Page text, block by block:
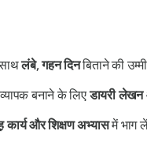
लंबे, गहन दिनबिताने की
बनाने के लिएडायरी
कार्य और शिक्षण अभ्यासमें भाग